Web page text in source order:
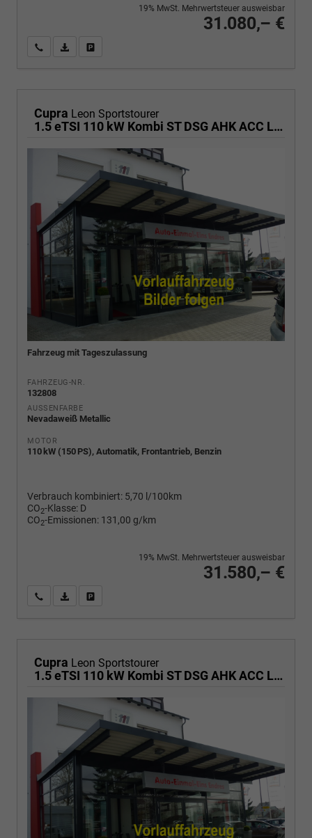
31.080,– €
19% MwSt. Mehrwertsteuer ausweisbar
Wir rufen Sie anPDF-Fahrzeugexposé drucken
Cupra Leon Sportstourer
1.5 eTSI 110 kW Kombi ST DSG AHK ACC LED
Fahrzeug mit Tageszulassung
FAHRZEUG-NR.
132808
AUSSENFARBE
Nevadaweiß Metallic
MOTOR
110 kW (150 PS), Automatik, Frontantrieb, Benzin
Verbrauch kombiniert: 5,70 l/100km
CO2-Klasse: D
CO2-Emissionen: 131,00 g/km
31.580,– €
19% MwSt. Mehrwertsteuer ausweisbar
Wir rufen Sie anPDF-Fahrzeugexposé drucken
Cupra Leon Sportstourer
1.5 eTSI 110 kW Kombi ST DSG AHK ACC LED